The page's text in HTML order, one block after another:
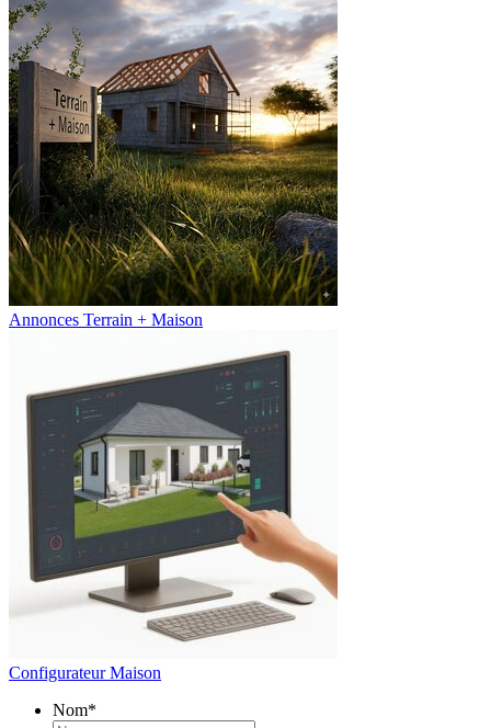
Annonces Terrain + Maison
Configurateur Maison
Nom*